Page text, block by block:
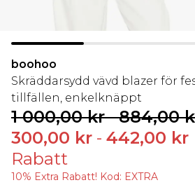
boohoo
Skräddarsydd vävd blazer för
tillfällen, enkelknäppt
1 000,00 kr-884,00
300,00 kr - 442,00 kr
Rabatt
10% Extra Rabatt! Kod: EXTRA